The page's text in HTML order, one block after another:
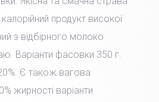
продукт високої
з відбірного молоко
Варіанти фасовки 350 г.
Є також вагова
жирності варіанти